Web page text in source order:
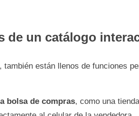
de un catálogo
también están llenos de funciones
bolsa de compras, como una